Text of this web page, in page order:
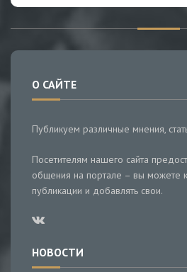
О САЙТЕ
Публикуем различные мнения,
Посетителям нашего сайта
общения на портале – вы можете
публикации и добавлять свои.
НОВОСТИ